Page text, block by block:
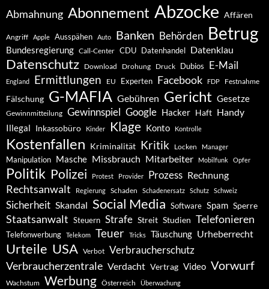
Abmahnung Abonnement Abzocke Affären
Angriff Apple Ausspähen Auto Banken Behörden Betrug
Bundesregierung Call-Center CDU Datenhandel Datenklau
Datenschutz Download Drohung Druck Dubios E-Mail
England Ermittlungen EU Experten Facebook FDP Festnahme
Fälschung G-MAFIA Gebühren Gericht Gesetze
Gewinnmitteilung Gewinnspiel Google Hacker Haft Handy
Illegal Inkassobüro Kinder Klage Konto Kontrolle
Kostenfallen Kriminalität Kritik Locken Manager
Manipulation Masche Missbrauch Mitarbeiter Mobilfunk Opfer
Politik Polizei Protest Provider Prozess Rechnung
Rechtsanwalt Regierung Schaden Schadenersatz Schutz Schweiz
Sicherheit Skandal Social Media Software Spam Sperre
Staatsanwalt Steuern Strafe Streit Studien Telefonieren
Telefonwerbung Telekom Teuer Tricks Täuschung Urheberrecht
Urteile USA Verbot Verbraucherschutz
Verbraucherzentrale Verdacht Vertrag Video Vorwurf
Wachstum Werbung Österreich Überwachung